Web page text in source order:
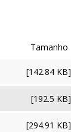
[142.84 KB]
[192.5 KB]
[294.91 KB]